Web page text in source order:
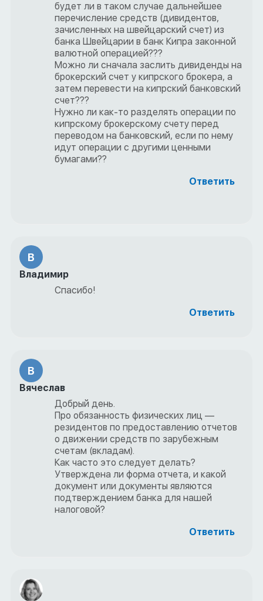
будет ли в таком случае дальнейшее
перечисление средств (дивидентов,
зачисленных на швейцарский счет) из
банка Швейцарии в банк Кипра законной
валютной операцией???
Можно ли сначала заслить дивиденды на
брокерский счет у кипрского брокера, а
затем перевести на кипрский банковский
счет???
Нужно ли как-то разделять операции по
кипрскому брокерскому счету перед
переводом на банковский, если по нему
идут операции с другими ценными
бумагами??
Ответить
В
Владимир
Спасибо!
Ответить
В
Вячеслав
Добрый день.
Про обязанность физических лиц —
резидентов по предоставлению отчетов
о движении средств по зарубежным
счетам (вкладам).
Как часто это следует делать?
Утверждена ли форма отчета, и какой
документ или документы являются
подтверждением банка для нашей
налоговой?
Ответить